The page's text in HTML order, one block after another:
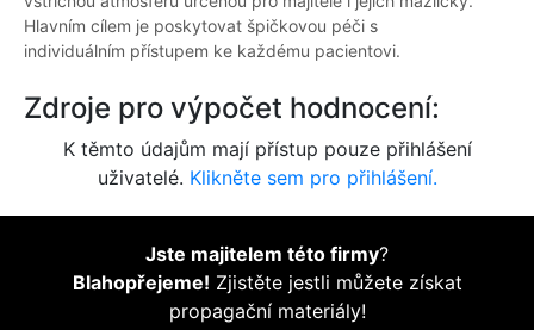
Hlavním cílem je poskytovat špičkovou péči s
individuálním přístupem ke každému pacientovi.
Zdroje pro výpočet hodnocení:
K těmto údajům mají přístup pouze přihlášení
uživatelé. Klikněte sem pro přihlášení.
Jste majitelem této firmy?
Blahopřejeme! Zjistěte jestli můžete získat
propagační materiály!